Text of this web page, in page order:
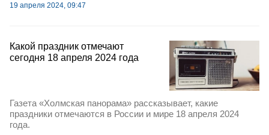
19 апреля 2024, 09:47
Какой праздник отмечают
сегодня 18 апреля 2024 года
Газета «Холмская панорама» рассказывает, какие
праздники отмечаются в России и мире 18 апреля 2024
года.